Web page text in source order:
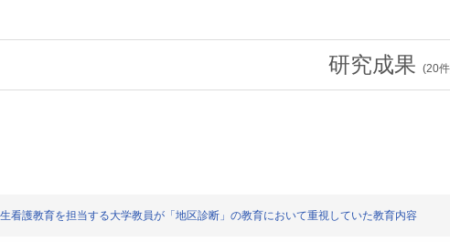
研究成果 (20
看護教育を担当する大学教員が「地区診断」の教育において重視していた教育内容